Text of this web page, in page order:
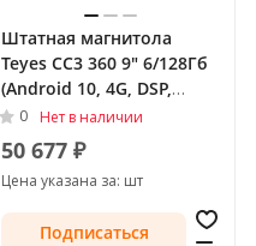
Штатная магнитола
Teyes CC3 360 9" 6/128Гб
(Android 10, 4G, DSP,
QLed) - круговой обзор
для Audi TT II (8J)
Рестайлинг 2010 - 2014
0 Нет в наличии
50 677 ₽
Цена указана за: шт
Подписаться